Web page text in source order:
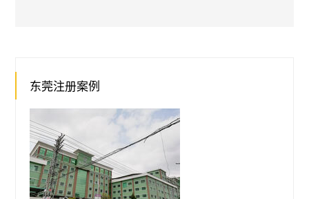
东莞注册案例